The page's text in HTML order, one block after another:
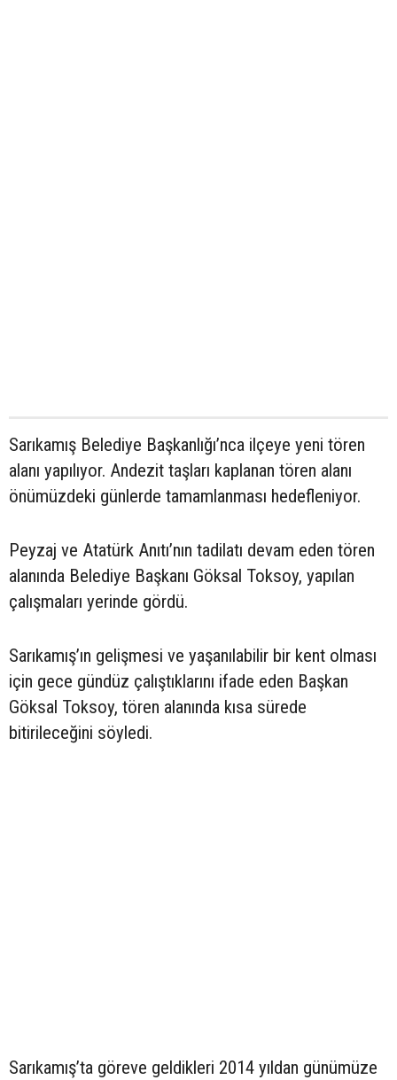
Sarıkamış Belediye Başkanlığı’nca ilçeye yeni tören
alanı yapılıyor. Andezit taşları kaplanan tören alanı
önümüzdeki günlerde tamamlanması hedefleniyor.
Peyzaj ve Atatürk Anıtı’nın tadilatı devam eden tören
alanında Belediye Başkanı Göksal Toksoy, yapılan
çalışmaları yerinde gördü.
Sarıkamış’ın gelişmesi ve yaşanılabilir bir kent olması
için gece gündüz çalıştıklarını ifade eden Başkan
Göksal Toksoy, tören alanında kısa sürede
bitirileceğini söyledi.
Sarıkamış’ta göreve geldikleri 2014 yıldan günümüze